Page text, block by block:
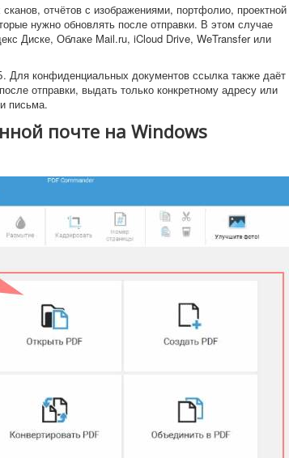
отчётов с изображениями, портфолио, проектной
нужно обновлять после отправки. В этом случае
Диске, Облаке Mail.ru, iCloud Drive, WeTransfer или
конфиденциальных документов ссылка также даёт
отправки, выдать только конкретному адресу или
письма.
почте на Windows